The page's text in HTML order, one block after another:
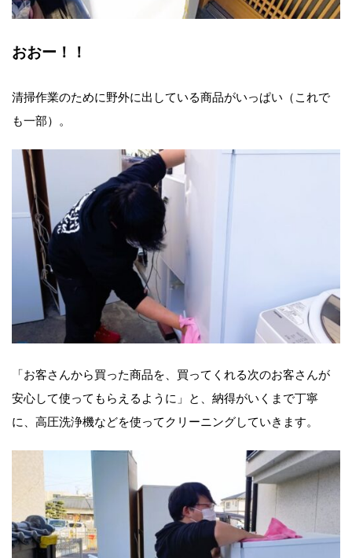
おおー！！
清掃作業のために野外に出している商品がいっぱい（これで
も一部）。
「お客さんから買った商品を、買ってくれる次のお客さんが
安心して使ってもらえるように」と、納得がいくまで丁寧
に、高圧洗浄機などを使ってクリーニングしていきます。